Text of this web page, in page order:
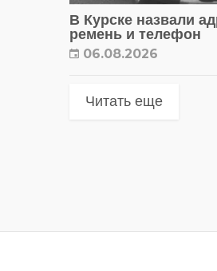
В Курске назвали
ремень и телефон
06.08.2026
Читать еще